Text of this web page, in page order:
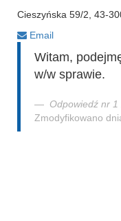
Cieszyńska 59/2, 43-
Email
Witam,
w/w sprawie.
Odpowiedź nr
Zmodyfikowano